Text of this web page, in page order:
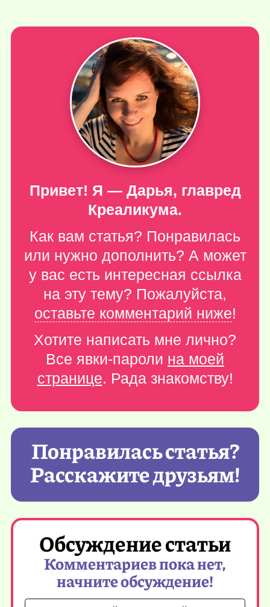
Привет! Я — Дарья, главред
Креаликума.
Как вам статья? Понравилась
или нужно дополнить? А может
у вас есть интересная ссылка
на эту тему? Пожалуйста,
оставьте комментарий ниже!
Хотите написать мне лично?
Все явки-пароли на моей
странице. Рада знакомству!
Понравилась статья?
Расскажите друзьям!
Обсуждение статьи
Комментариев пока нет,
начните обсуждение!